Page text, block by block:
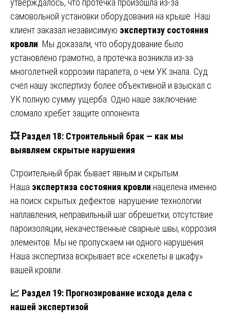
утверждалось, что протечка произошла из-за
самовольной установки оборудования на крыше. Наш
клиент заказал независимую экспертизу состояния
кровли . Мы доказали, что оборудование было
установлено грамотно, а протечка возникла из-за
многолетней коррозии парапета, о чем УК знала. Суд
счел нашу экспертизу более объективной и взыскал с
УК полную сумму ущерба. Одно наше заключение
сломало хребет защите оппонента.
💥Раздел 18: Строительный брак — как мы
выявляем скрытые нарушения
Строительный брак бывает явным и скрытым.
Наша экспертиза состояния кровли нацелена именно
на поиск скрытых дефектов: нарушение технологии
наплавления, неправильный шаг обрешетки, отсутствие
пароизоляции, некачественные сварные швы, коррозия
элементов. Мы не пропускаем ни одного нарушения.
Наша экспертиза вскрывает все «скелеты в шкафу»
вашей кровли.
📈 Раздел 19: Прогнозирование исхода дела с
нашей экспертизой